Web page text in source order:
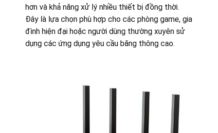
hơn và khả năng xử lý nhiều thiết bị đồng thời.
Đây là lựa chọn phù hợp cho các phòng game, gia
đình hiện đại hoặc người dùng thường xuyên sử
dụng các ứng dụng yêu cầu băng thông cao.